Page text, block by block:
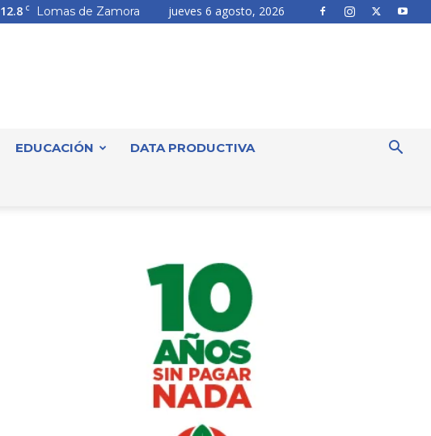
12.8 C Lomas de Zamora jueves 6 agosto, 2026
EDUCACIÓN DATA PRODUCTIVA